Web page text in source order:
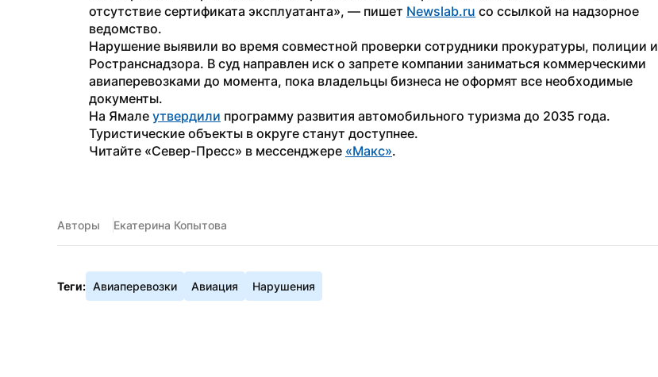
отсутствие сертификата эксплуатанта», — пишет Newslab.ru со ссылкой на надзорное
ведомство.
Нарушение выявили во время совместной проверки сотрудники прокуратуры, полиции и
Ространснадзора. В суд направлен иск о запрете компании заниматься коммерческими
авиаперевозками до момента, пока владельцы бизнеса не оформят все необходимые
документы.
На Ямале утвердили программу развития автомобильного туризма до 2035 года.
Туристические объекты в округе станут доступнее.
Читайте «Север-Пресс» в мессенджере «Макс».
Авторы Екатерина Копытова
Теги: Авиаперевозки Авиация Нарушения